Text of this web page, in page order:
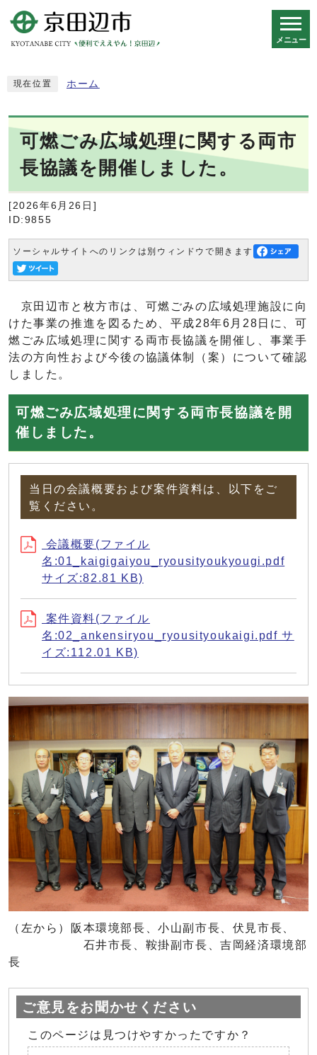
メニュー
現在位置 ホーム
可燃ごみ広域処理に関する両市
長協議を開催しました。
[2026年6月26日]
ID:9855
ソーシャルサイトへのリンクは別ウィンドウで開きます
京田辺市と枚方市は、可燃ごみの広域処理施設に向
けた事業の推進を図るため、平成28年6月28日に、可
燃ごみ広域処理に関する両市長協議を開催し、事業手
法の方向性および今後の協議体制（案）について確認
しました。
可燃ごみ広域処理に関する両市長協議を開
催しました。
当日の会議概要および案件資料は、以下をご
覧ください。
会議概要(ファイル
名:01_kaigigaiyou_ryousityoukyougi.pdf
サイズ:82.81 KB)
案件資料(ファイル
名:02_ankensiryou_ryousityoukaigi.pdf サ
イズ:112.01 KB)
（左から）阪本環境部長、小山副市長、伏見市長、
石井市長、鞍掛副市長、吉岡経済環境部
長
ご意見をお聞かせください
このページは見つけやすかったですか？